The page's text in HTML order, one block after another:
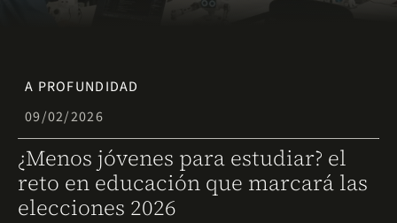
A PROFUNDIDAD
09/02/2026
¿Menos jóvenes para estudiar? el
reto en educación que marcará las
elecciones 2026